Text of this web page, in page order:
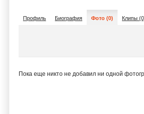
Профиль Биография Фото (0) Клипы
Пока еще никто не добавил ни одной